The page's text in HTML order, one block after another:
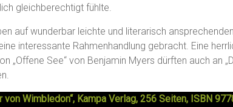
gleichberechtigt fühlte.
auf wunderbar leichte und literarisch
interessante Rahmenhandlung gebracht. Eine
„Offene See“ von Benjamin Myers dürften auch an
von Wimbledon“, Kampa Verlag, 256 Seiten, ISBN